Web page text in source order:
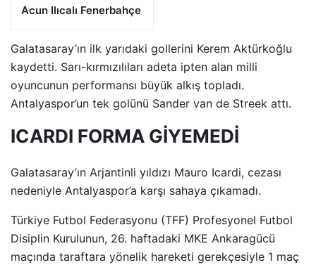
Acun Ilıcalı Fenerbahçe
Galatasaray’ın ilk yarıdaki gollerini Kerem Aktürkoğlu
kaydetti. Sarı-kırmızılıları adeta ipten alan milli
oyuncunun performansı büyük alkış topladı.
Antalyaspor’un tek golünü Sander van de Streek attı.
ICARDI FORMA GİYEMEDİ
Galatasaray’ın Arjantinli yıldızı Mauro Icardi, cezası
nedeniyle Antalyaspor’a karşı sahaya çıkamadı.
Türkiye Futbol Federasyonu (TFF) Profesyonel Futbol
Disiplin Kurulunun, 26. haftadaki MKE Ankaragücü
maçında taraftara yönelik hareketi gerekçesiyle 1 maç